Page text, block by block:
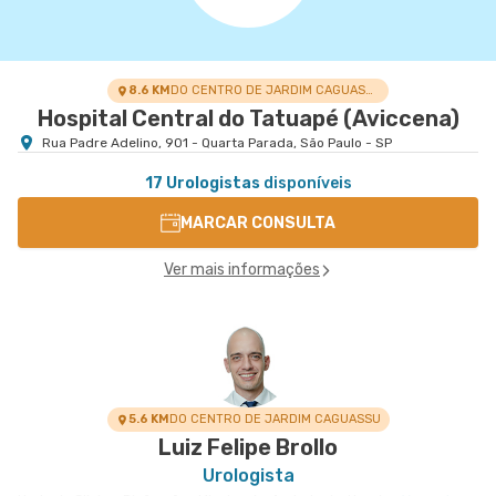
8.6 KM DO CENTRO DE JARDIM CAGUASSU
Hospital Central do Tatuapé (Aviccena)
Rua Padre Adelino, 901 - Quarta Parada, São Paulo - SP
17 Urologistas disponíveis
MARCAR CONSULTA
Ver mais informações
5.6 KMDO CENTRO DE JARDIM CAGUASSU
Luiz Felipe Brollo
Urologista